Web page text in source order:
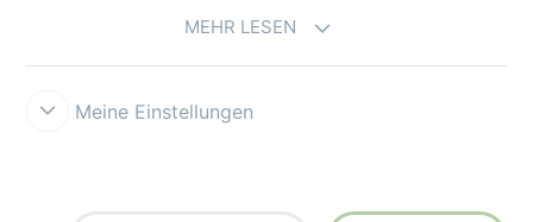
MEHR LESEN
Meine Einstellungen